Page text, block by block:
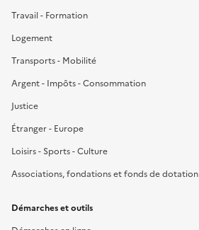
Travail - Formation
Logement
Transports - Mobilité
Argent - Impôts - Consommation
Justice
Étranger - Europe
Loisirs - Sports - Culture
Associations, fondations et fonds de dotation
Démarches et outils